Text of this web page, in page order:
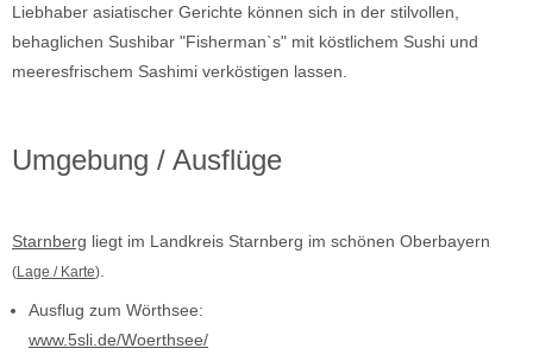
Liebhaber asiatischer Gerichte können sich in der stilvollen,
behaglichen Sushibar "Fisherman`s" mit köstlichem Sushi und
meeresfrischem Sashimi verköstigen lassen.
Umgebung / Ausflüge
Starnberg liegt im Landkreis Starnberg im schönen Oberbayern
(Lage / Karte)
Ausflug zum Wörthsee:
www.5sli.de/Woerthsee/